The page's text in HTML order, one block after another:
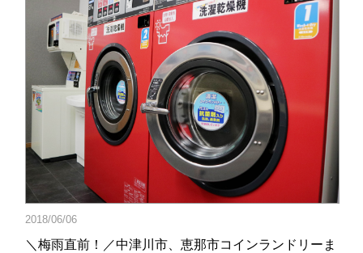
2018/06/06
＼梅雨直前！／中津川市、恵那市コインランドリーま